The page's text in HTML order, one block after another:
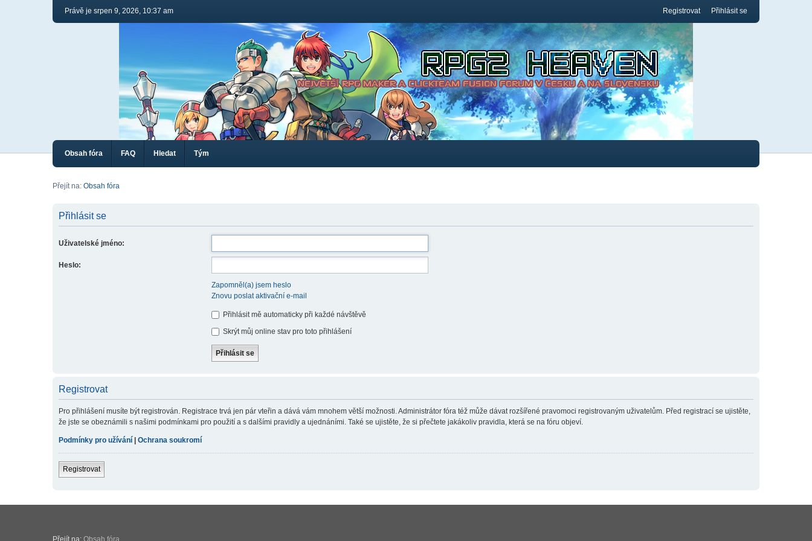
Právě je srpen 9, 2026, 10:37 am Registrovat Přihlásit se
Obsah fóra FAQ Hledat Tým
Přejít na: Obsah fóra
Přihlásit se
Uživatelské jméno:
Heslo:
Zapomněl(a) jsem heslo
Znovu poslat aktivační e-mail
Přihlásit mě automaticky při každé návštěvě
Skrýt můj online stav pro toto přihlášení
Registrovat
Pro přihlášení musíte být registrován. Registrace trvá jen pár vteřin a dává vám mnohem větší možnosti. Administrátor fóra též může dávat rozšířené pravomoci registrovaným uživatelům. Před registrací se ujistěte,
že jste se obeznámili s našimi podmínkami pro použití a s dalšími pravidly a ujednáními. Také se ujistěte, že si přečtete jakákoliv pravidla, která se na fóru objeví.
Podmínky pro užívání Ochrana soukromí
Registrovat
Přejít na: Obsah fóra